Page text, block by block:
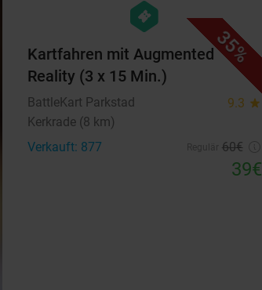
35%
hexagon
events
Kartfahren mit Augmented
Reality (3 x 15 Min.)
BattleKart Parkstad 9.3 star
Kerkrade (8 km)
Verkauft: 877
60€
39€